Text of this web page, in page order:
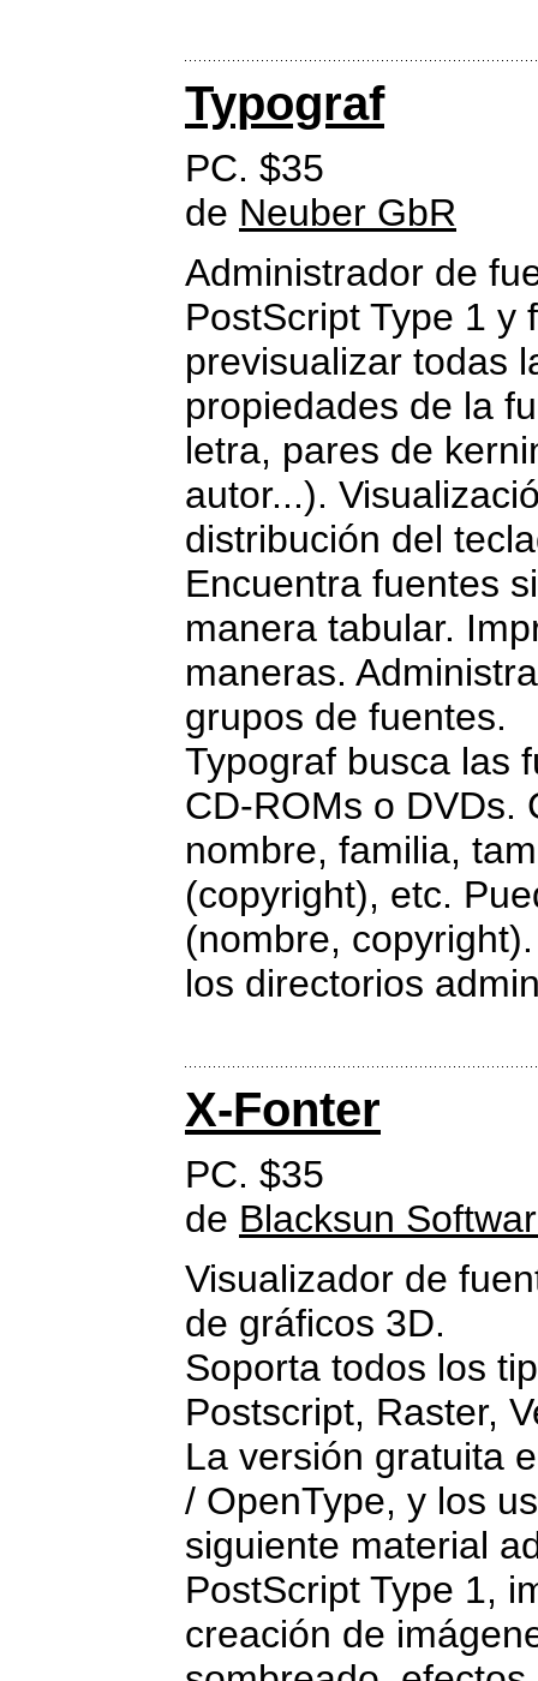
Typograf
PC. $35
de Neuber GbR
Administrador de
PostScript Type 1 y
previsualizar todas
propiedades de la
letra, pares de
autor...).
distribución del
Encuentra fuentes
manera tabular.
maneras.
grupos de fuentes.
Typograf busca las
CD-ROMs o DVDs.
nombre, familia,
(copyright), etc.
(nombre,
los directorios
X-Fonter
PC. $35
de Blacksun
Visualizador de
de gráficos 3D.
Soporta todos los
Postscript, Raster,
La versión gratuita
/ OpenType, y los
siguiente material
PostScript Type 1,
creación de